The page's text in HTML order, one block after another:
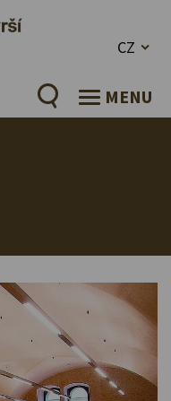
CZ
MENU